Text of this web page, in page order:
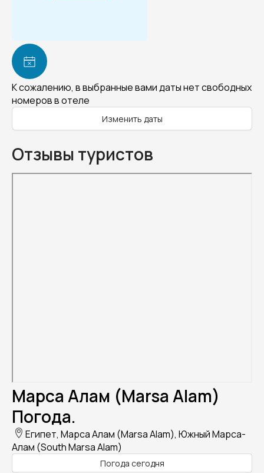
К сожалению, в выбранные вами даты нет свободных
номеров в отеле
Изменить даты
Отзывы туристов
Марса Алам (Marsa Alam)
Погода.
Египет, Марса Алам (Marsa Alam), Южный Марса-
Алам (South Marsa Alam)
Погода сегодня